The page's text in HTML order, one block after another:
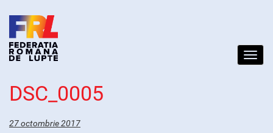
DSC_0005
27 octombrie 2017